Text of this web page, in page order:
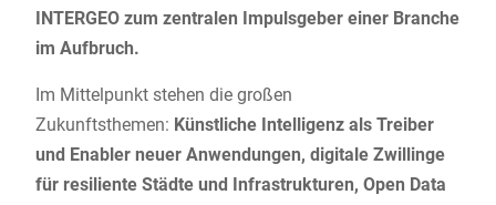
INTERGEO zum zentralen Impulsgeber einer Branche
im Aufbruch.
Im Mittelpunkt stehen die großen
Zukunftsthemen: Künstliche Intelligenz als Treiber
und Enabler neuer Anwendungen, digitale Zwillinge
für resiliente Städte und Infrastrukturen, Open Data